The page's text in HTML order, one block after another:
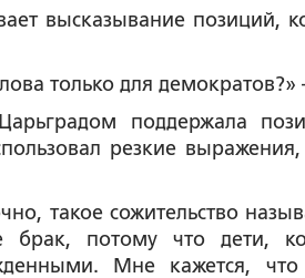
высказывание позиций,
только для демократов?»
поддержала
резкие
такое сожительство
потому что дети,
Мне кажется,